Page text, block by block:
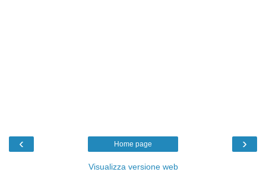
‹ ›
Home page
Visualizza versione web